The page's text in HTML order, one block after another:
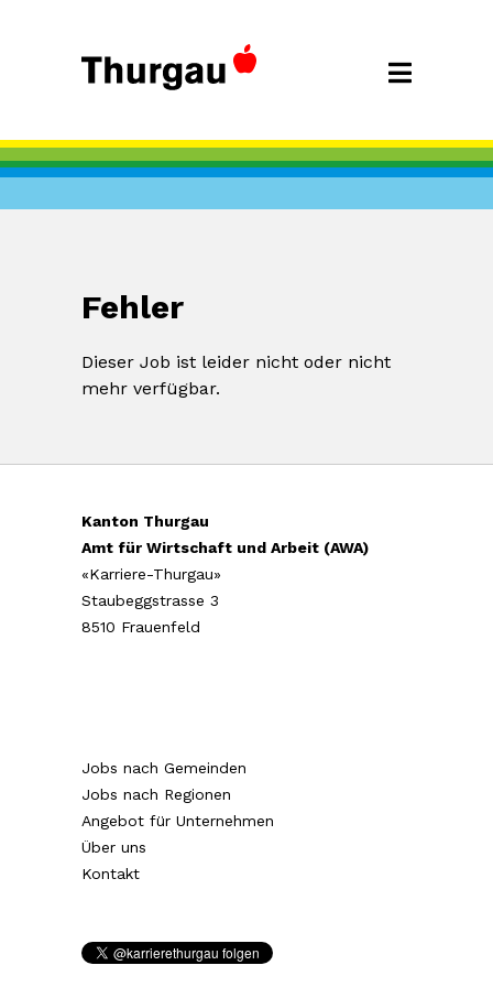
Fehler
Dieser Job ist leider nicht oder nicht
mehr verfügbar.
Kanton Thurgau
Amt für Wirtschaft und Arbeit (AWA)
«Karriere-Thurgau»
Staubeggstrasse 3
8510 Frauenfeld
Jobs nach Gemeinden
Jobs nach Regionen
Angebot für Unternehmen
Über uns
Kontakt